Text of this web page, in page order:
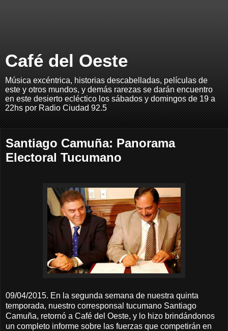
Café del Oeste
Música excéntrica, historias descabelladas, películas de
este y otros mundos, y demás rarezas se darán encuentro
en este desierto ecléctico los sábados y domingos de 19 a
22hs por Radio Ciudad 92.5
Santiago Camuña: Panorama
Electoral Tucumano
09/04/2015. En la segunda semana de nuestra quinta
temporada, nuestro corresponsal tucumano Santiago
Camuña, retornó a Café del Oeste, y lo hizo brindándonos
un completo informe sobre las fuerzas que competirán en